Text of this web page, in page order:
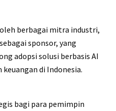
berbagai mitra industri,
sponsor, yang
adopsi solusi berbasis AI
di Indonesia.
bagi para pemimpin